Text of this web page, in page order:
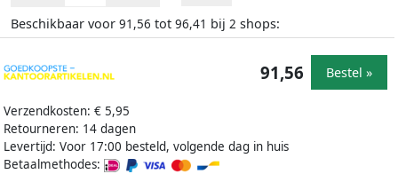
Beschikbaar voor 91,56 tot 96,41 bij 2 shops:
Verzendkosten: € 5,95
Retourneren: 14 dagen
Levertijd: Voor 17:00 besteld, volgende dag in huis
Betaalmethodes:
91,56 Bestel »